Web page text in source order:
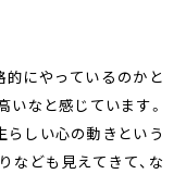
的にやっているのかと
なと感じています。
らしい心の動きという
なども見えてきて、な